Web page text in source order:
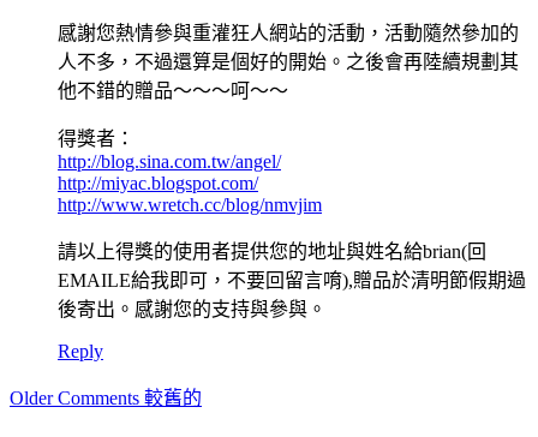
感謝您熱情參與重灌狂人網站的活動，活動隨然參加的
人不多，不過還算是個好的開始。之後會再陸續規劃其
他不錯的贈品～～～呵～～
得獎者：
http://blog.sina.com.tw/angel/
http://miyac.blogspot.com/
http://www.wretch.cc/blog/nmvjim
請以上得獎的使用者提供您的地址與姓名給brian(回
EMAILE給我即可，不要回留言唷),贈品於清明節假期過
後寄出。感謝您的支持與參與。
Reply
Comment
Older Comments 較舊的